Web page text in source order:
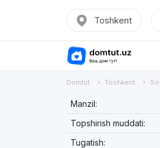
Toshkent
Domtut Toshkent
Manzil:
Topshirish muddati:
Tugatish: